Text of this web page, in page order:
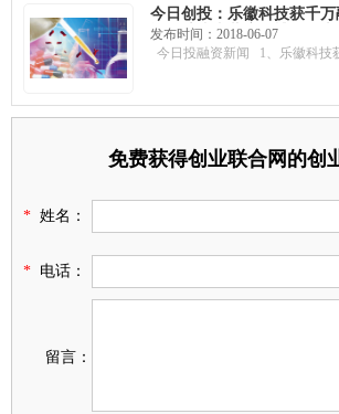
今日创投：乐徽科技获千万
资，扩张直营店；博鸟绘本
天使融资，用于团队建设；
发布时间：2018-06-07
今日投融资新闻 1、乐徽科技
免费获得创业联合网的创
* 姓名：
* 电话：
留言：